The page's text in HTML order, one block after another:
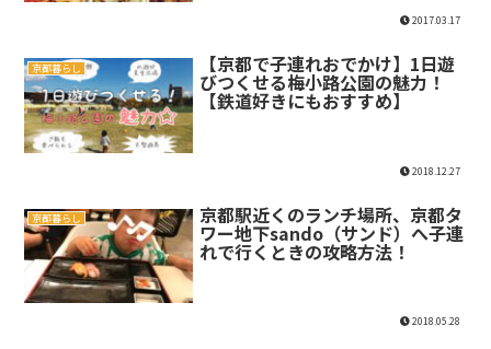
2017.03.17
京都暮らし 【京都で子連れおでかけ】1日遊
びつくせる梅小路公園の魅力！
【鉄道好きにもおすすめ】
2018.12.27
京都暮らし 京都駅近くのランチ場所、京都タ
ワー地下sando（サンド）へ子連
れで行くときの攻略方法！
2018.05.28